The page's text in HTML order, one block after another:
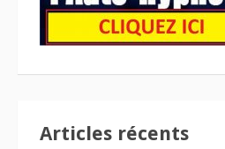
Articles récents